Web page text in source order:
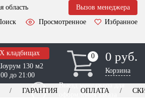
область
Вызов менеджера
Просмотренное
Избранное
кладбищах
130 м2
до 21:00
0
0 0 руб.
Корзина
Выезд менеджера для
оформления заказа
ГАРАНТИЯ ОПЛАТА